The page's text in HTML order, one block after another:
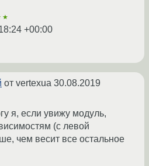
+00:00
от vertexua 30.08.2019
я, если увижу модуль,
(с левой
чем весит все остальное